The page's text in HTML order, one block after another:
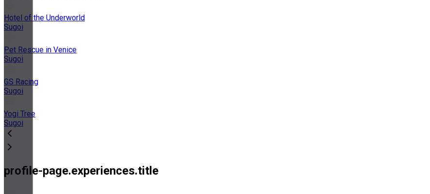
Hotel of the Underworld
Sugoi
Pet Rescue in Venice
Sugoi
GS Racing
Sugoi
Yogi Tree
Sugoi
profile-page.experiences.title